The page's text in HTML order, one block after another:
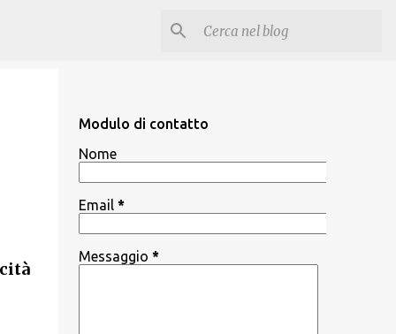
Modulo di contatto
Nome
Email *
Messaggio *